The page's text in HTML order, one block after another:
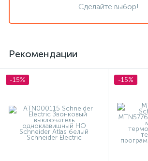
Сделайте выбор!
Рекомендации
-15% -15%